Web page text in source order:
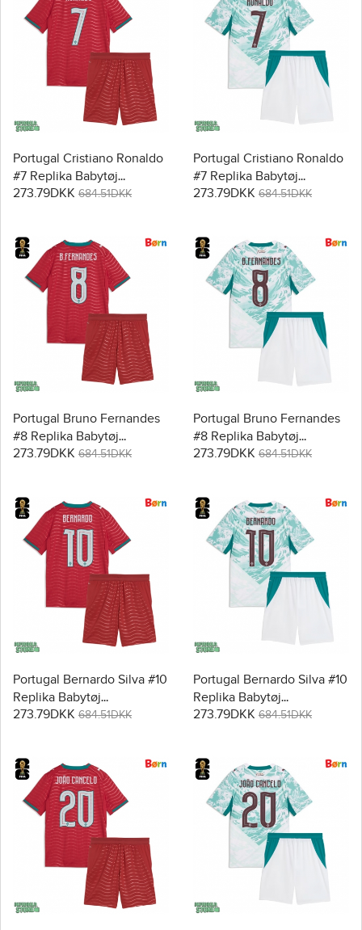
Portugal Cristiano Ronaldo
#7 Replika Babytøj
Hjemmebanesæt Børn VM
273.79DKK 684.51DKK
Portugal Cristiano Ronaldo
#7 Replika Babytøj
Udebanesæt Børn VM
273.79DKK 684.51DKK
Portugal Bruno Fernandes
#8 Replika Babytøj
Hjemmebanesæt Børn VM
273.79DKK 684.51DKK
Portugal Bruno Fernandes
#8 Replika Babytøj
Udebanesæt Børn VM
273.79DKK 684.51DKK
Portugal Bernardo Silva #10
Replika Babytøj
Hjemmebanesæt Børn VM
273.79DKK 684.51DKK
Portugal Bernardo Silva #10
Replika Babytøj
Udebanesæt Børn VM
273.79DKK 684.51DKK